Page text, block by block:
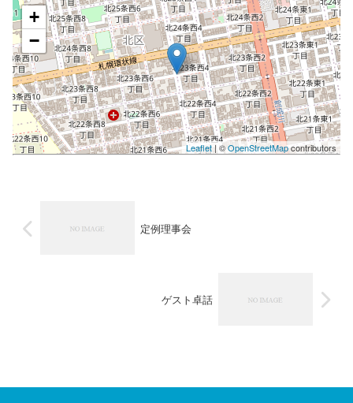
+
−
Leaflet| ©OpenStreetMapcontributors
定例理事会
ゲスト卓話